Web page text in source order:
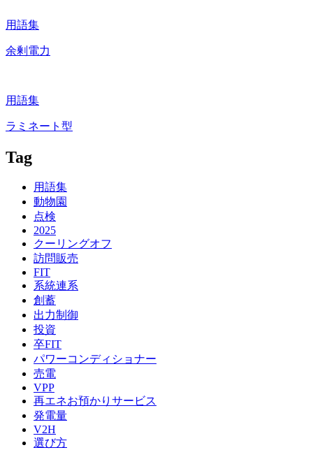
用語集
余剰電力
用語集
ラミネート型
Tag
用語集
動物園
点検
2025
クーリングオフ
訪問販売
FIT
系統連系
創蓄
出力制御
投資
卒FIT
パワーコンディショナー
売電
VPP
再エネお預かりサービス
発電量
V2H
選び方